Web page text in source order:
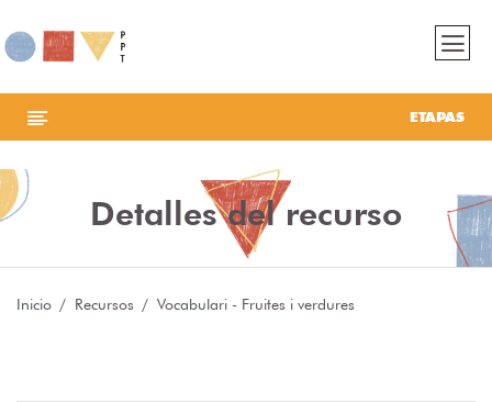
ETAPAS
Detalles del recurso
Inicio Recursos Vocabulari - Fruites i verdures